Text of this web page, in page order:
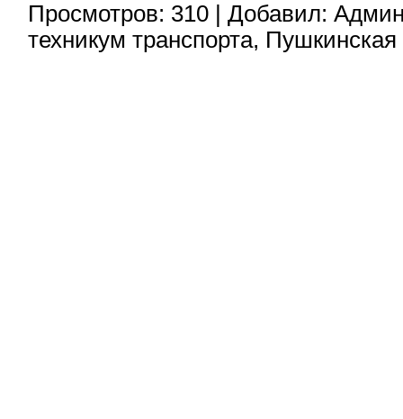
Просмотров: 310 |Добавил:
техникум транспорта, Пушкинская